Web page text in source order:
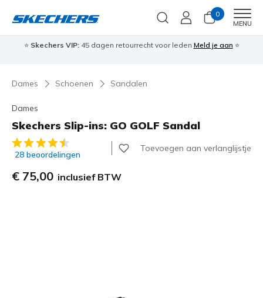
0
MENU
⭐ Skechers VIP:45 dagen retourrecht voor leden Meld je aan ⭐
Dames Schoenen Sandalen
Dames
Skechers Slip-ins: GO GOLF Sandal
3,5 van de 5 klantbeoordelingen
28 beoordelingen
Toevoegen aan verlanglijstje
€ 75,00 inclusief BTW